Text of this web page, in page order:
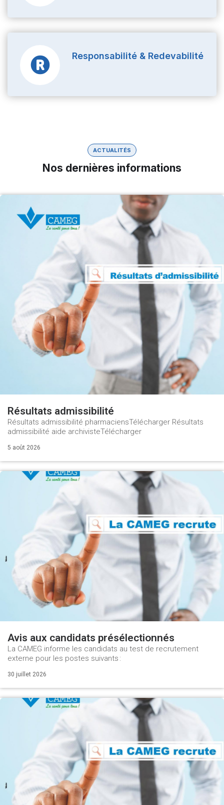
Responsabilité & Redevabilité
ACTUALITÉS
Nos dernières informations
Résultats admissibilité
Résultats admissibilité pharmaciensTélécharger Résultats
admissibilité aide archivisteTélécharger
5 août 2026
Avis aux candidats présélectionnés
La CAMEG informe les candidats au test de recrutement
externe pour les postes suivants :
30 juillet 2026